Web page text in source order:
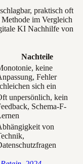
praktisch oft
im Vergleich
KI Nachhilfe von
Nachteile
keine
Fehler
sich ein
unpersönlich, kein
Schema-F-
von